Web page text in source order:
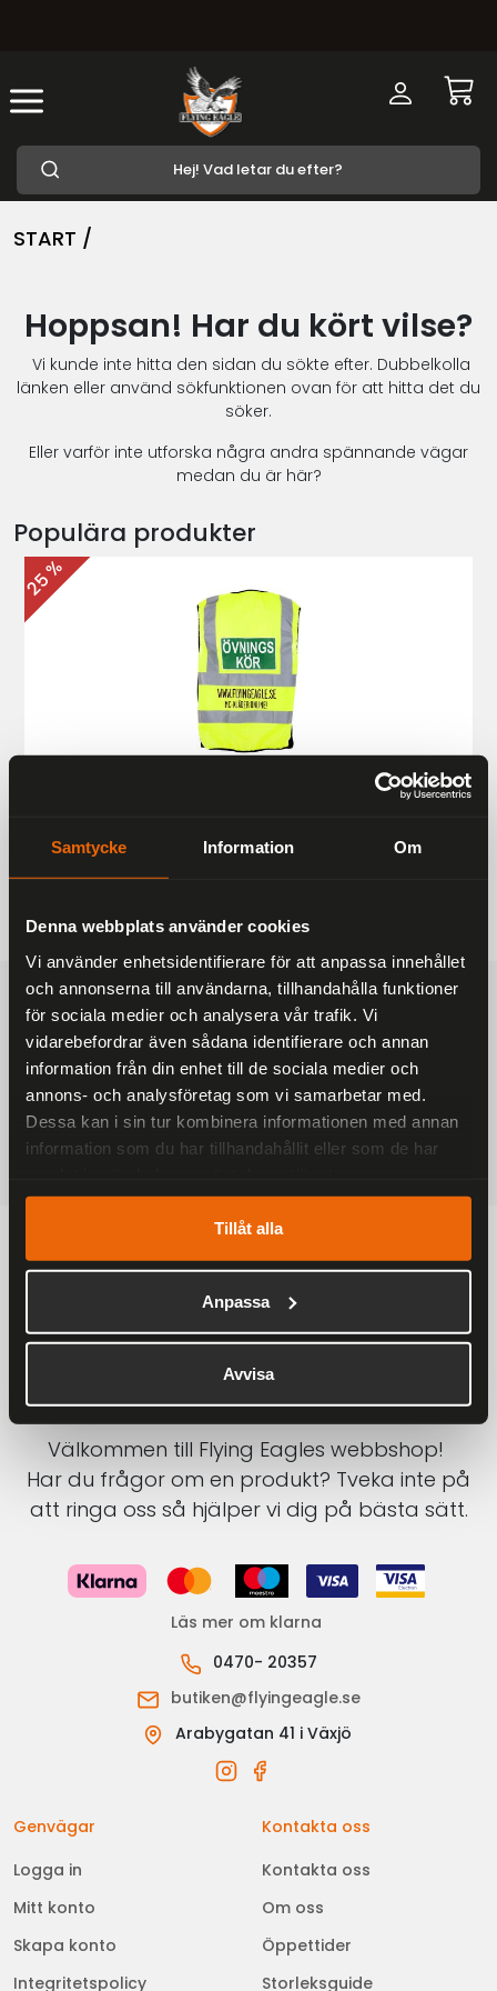
Samtycke Information Om
Denna webbplats använder cookies
Vi använder enhetsidentifierare för att anpassa innehållet
och annonserna till användarna, tillhandahålla funktioner
för sociala medier och analysera vår trafik. Vi
vidarebefordrar även sådana identifierare och annan
information från din enhet till de sociala medier och
annons- och analysföretag som vi samarbetar med.
Dessa kan i sin tur kombinera informationen med annan
information som du har tillhandahållit eller som de har
Tillåt alla
Anpassa
Avvisa
START /
Hoppsan! Har du kört vilse?
Vi kunde inte hitta den sidan du sökte efter. Dubbelkolla
länken eller använd sökfunktionen ovan för att hitta det du
söker.
Eller varför inte utforska några andra spännande vägar
medan du är här?
Populära produkter
25 %
187 kr
249 kr
FRAKTFRITT
På alla ordrar över 2000 kr
1-3 DAGAR LEVERANS
Inom Sverige med DHL
SÄKRA BETALNINGAR
Betalkort, Klarna eller Swish
Välkommen till Flying Eagles webbshop!
Har du frågor om en produkt? Tveka inte på
att ringa oss så hjälper vi dig på bästa sätt.
Läs mer om klarna
0470- 20357
butiken@flyingeagle.se
Arabygatan 41 i Växjö
Genvägar
Logga in
Mitt konto
Skapa konto
Integritetspolicy
Kontakta oss
Kontakta oss
Om oss
Öppettider
Storleksguide